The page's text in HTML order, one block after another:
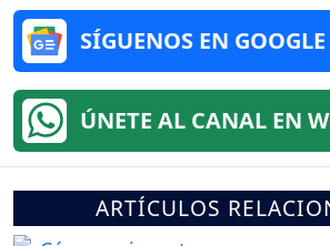
SÍGUENOS EN
ÚNETE AL CANAL EN
ARTÍCULOS